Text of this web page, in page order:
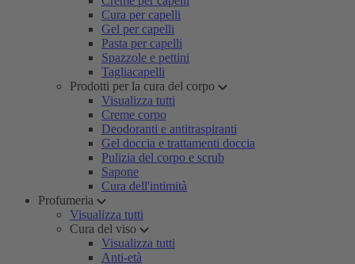
Cura per capelli
Gel per capelli
Pasta per capelli
Spazzole e pettini
Tagliacapelli
Prodotti per la cura del corpo
Visualizza tutti
Creme corpo
Deodoranti e antitraspiranti
Gel doccia e trattamenti doccia
Pulizia del corpo e scrub
Sapone
Cura dell'intimità
Profumeria
Visualizza tutti
Cura del viso
Visualizza tutti
Anti-età